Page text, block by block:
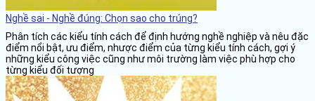
Nghề sai - Nghề đúng: Chọn sao cho trúng?
Phân tích các kiểu tính cách để định hướng nghề nghiệp và nêu đặc
điểm nổi bật, ưu điểm, nhược điểm của từng kiểu tính cách, gợi ý
những kiểu công việc cũng như môi trường làm việc phù hợp cho
từng kiểu đối tượng